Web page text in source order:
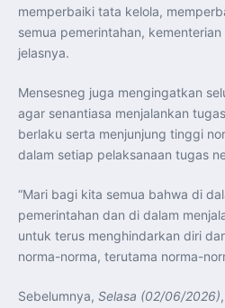
memperbaiki tata kelola,
semua pemerintahan, kementerian
jelasnya.
Mensesneg juga mengingatkan
agar senantiasa menjalankan
berlaku serta menjunjung tinggi
dalam setiap pelaksanaan tugas
“Mari bagi kita semua bahwa di
pemerintahan dan di dalam
untuk terus menghindarkan diri
norma-norma, terutama norma-
Sebelumnya, Selasa (02/06/2026)